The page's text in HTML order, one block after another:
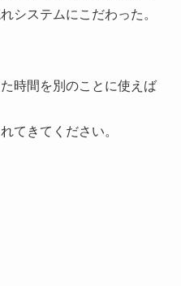
システムにこだわった。
時間を別のことに使えば
てきてください。